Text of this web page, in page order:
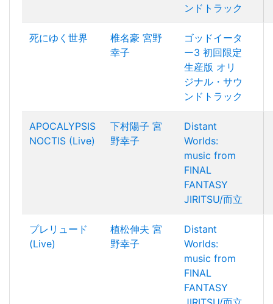
ンドトラック
死にゆく世界 椎名豪 宮野
幸子
ゴッドイータ
ー3 初回限定
生産版 オリ
ジナル・サウ
ンドトラック
APOCALYPSIS
NOCTIS (Live)
下村陽子 宮
野幸子
Distant
Worlds:
music from
FINAL
FANTASY
JIRITSU/而立
プレリュード
(Live)
植松伸夫 宮
野幸子
Distant
Worlds:
music from
FINAL
FANTASY